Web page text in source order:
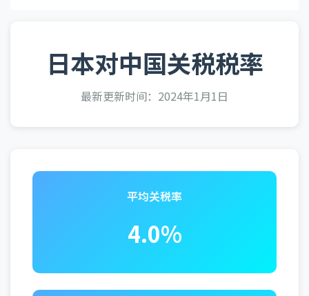
日本对中国关税税率
最新更新时间：2024年1月1日
平均关税率
4.0%